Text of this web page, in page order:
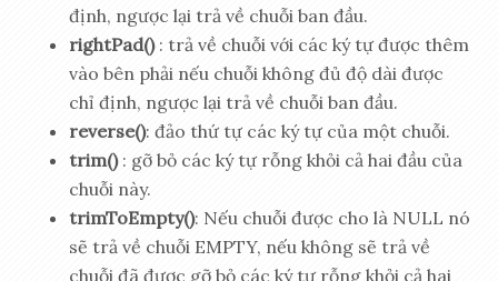
định, ngược lại trả về chuỗi ban đầu.
rightPad(): trả về chuỗi với các ký tự được thêm
vào bên phải nếu chuỗi không đủ độ dài được
chỉ định, ngược lại trả về chuỗi ban đầu.
reverse(): đảo thứ tự các ký tự của một chuỗi.
trim(): gỡ bỏ các ký tự rỗng khỏi cả hai đầu của
chuỗi này.
trimToEmpty(): Nếu chuỗi được cho là NULL nó
sẽ trả về chuỗi EMPTY, nếu không sẽ trả về
chuỗi đã được gỡ bỏ các ký tự rỗng khỏi cả hai